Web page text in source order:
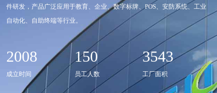
件研发，产品广泛应用于教育、企业、数字标牌、POS、安防系统、工业
自动化、自助终端等行业。
2008
成立时间
150
员工人数
3543
工厂面积